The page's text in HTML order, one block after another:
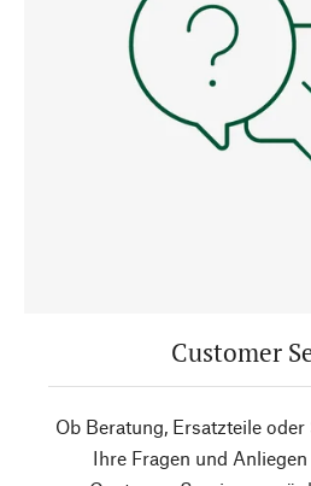
Customer
Ob Beratung, Ersatzteile
Ihre Fragen und